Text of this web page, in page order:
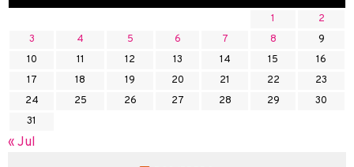
1
2
3
4 5 6 7 8
9
10
11 12 13 14 15
16
17
18 19 20 21 22
23
24
25 26 27 28 29
30
31
« Jul